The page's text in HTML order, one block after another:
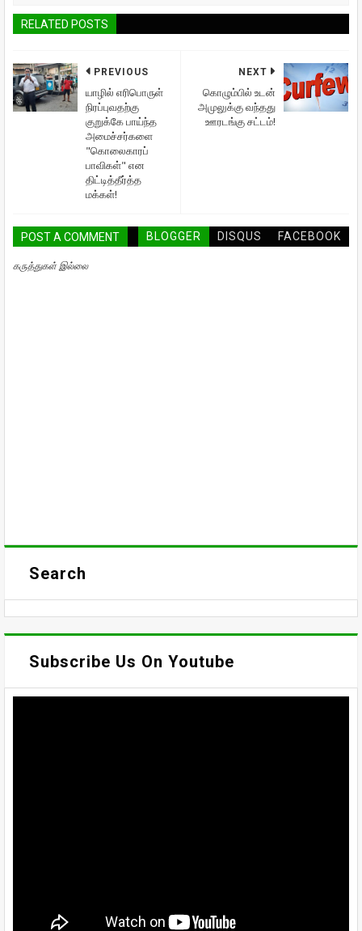
RELATED POSTS
NEXT
கொழும்பில் உடன்
அமுலுக்கு வந்தது
ஊரடங்கு சட்டம்!
PREVIOUS
யாழில் எரிபொருள்
நிரப்புவதற்கு
குறுக்கே பாய்ந்த
அமைச்சர்களை
"கொலைகாரப்
பாவிகள்" என
திட்டித்தீர்த்த
மக்கள்!
POST A COMMENT BLOGGER DISQUS FACEBOOK
கருத்துகள் இல்லை
Search
Subscribe Us On Youtube